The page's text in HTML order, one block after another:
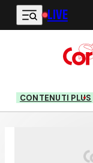
Vai al contenuto
LIVE
CONTENUTI PLUS